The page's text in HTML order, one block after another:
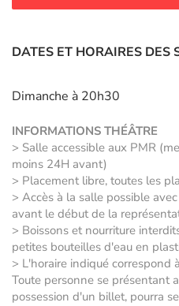
DATES ET HORAIRES DES
Dimanche à 20h30
INFORMATIONS THÉÂTRE
> Salle accessible aux PMR
moins 24H avant)
> Placement libre, toutes les
> Accès à la salle possible
avant le début de la
> Boissons et nourriture
petites bouteilles d'eau en
> L'horaire indiqué correspond
Toute personne se présentant
possession d'un billet, pourra